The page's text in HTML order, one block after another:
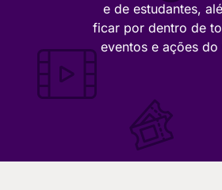
e de estudantes,
ficar por dentro de
eventos e ações do